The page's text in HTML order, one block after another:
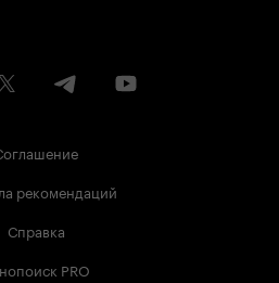
рекомендаций
Справка
PRO